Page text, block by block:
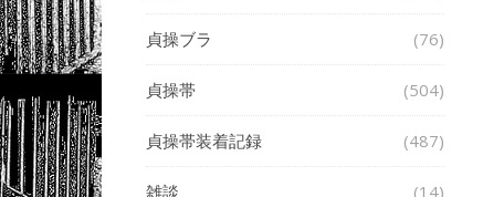
貞操ブラ (76)
貞操帯 (504)
貞操帯装着記録 (487)
雑談 (14)